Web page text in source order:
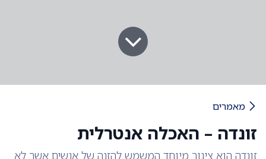
מאמרים
זונדה – האכלה אנטרלית
זונדה הוא צינור מיוחד המשמש להזנה של אנשים אשר לא